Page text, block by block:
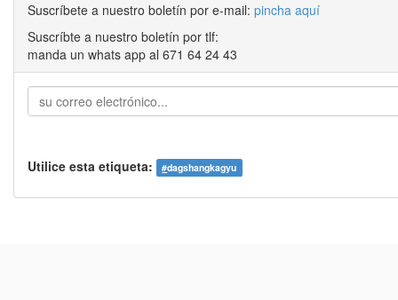
Suscríbete a nuestro boletín por e-mail: pincha aquí
Suscríbte a nuestro boletín por tlf:
manda un whats app al 671 64 24 43
Utilice esta etiqueta: #dagshangkagyu